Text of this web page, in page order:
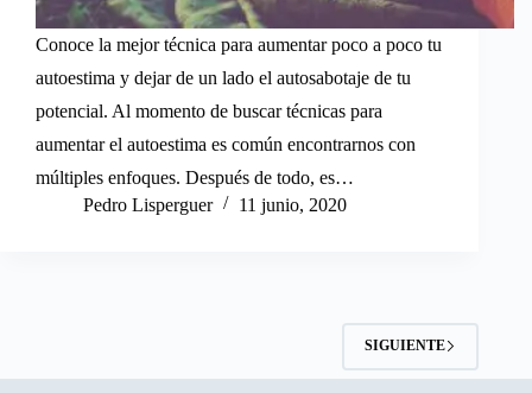
Conoce la mejor técnica para aumentar poco a poco tu
autoestima y dejar de un lado el autosabotaje de tu
potencial. Al momento de buscar técnicas para
aumentar el autoestima es común encontrarnos con
múltiples enfoques. Después de todo, es…
Pedro Lisperguer
11 junio, 2020
SIGUIENTE